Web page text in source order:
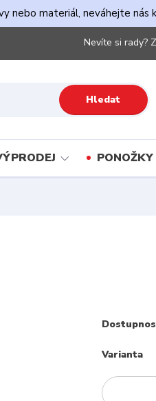
nebo materiál, neváhejte nás
Hledat
Nevíte si rady?
PONOŽKY
Varianta